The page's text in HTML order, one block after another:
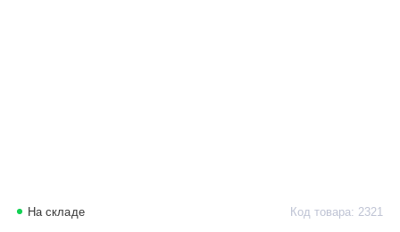
На складе Код товара: 2321